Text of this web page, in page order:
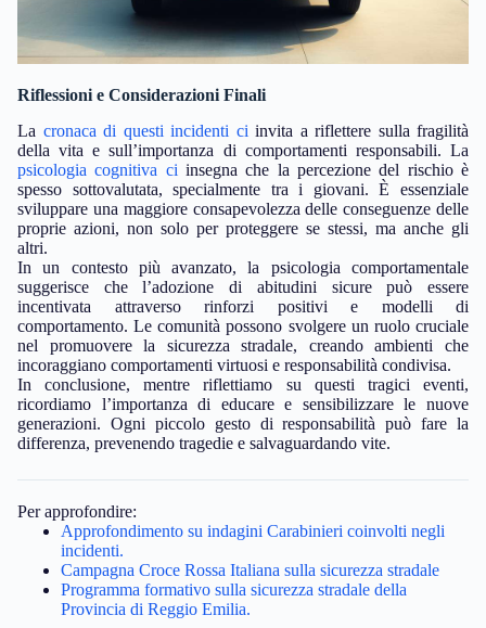
Riflessioni e Considerazioni Finali
La cronaca di questi incidenti ci invita a riflettere sulla fragilità
della vita e sull’importanza di comportamenti responsabili. La
psicologia cognitiva ci insegna che la percezione del rischio è
spesso sottovalutata, specialmente tra i giovani. È essenziale
sviluppare una maggiore consapevolezza delle conseguenze delle
proprie azioni, non solo per proteggere se stessi, ma anche gli
altri.
In un contesto più avanzato, la psicologia comportamentale
suggerisce che l’adozione di abitudini sicure può essere
incentivata attraverso rinforzi positivi e modelli di
comportamento. Le comunità possono svolgere un ruolo cruciale
nel promuovere la sicurezza stradale, creando ambienti che
incoraggiano comportamenti virtuosi e responsabilità condivisa.
In conclusione, mentre riflettiamo su questi tragici eventi,
ricordiamo l’importanza di educare e sensibilizzare le nuove
generazioni. Ogni piccolo gesto di responsabilità può fare la
differenza, prevenendo tragedie e salvaguardando vite.
Per approfondire:
Approfondimento su indagini Carabinieri coinvolti negli
incidenti.
Campagna Croce Rossa Italiana sulla sicurezza stradale
Programma formativo sulla sicurezza stradale della
Provincia di Reggio Emilia.